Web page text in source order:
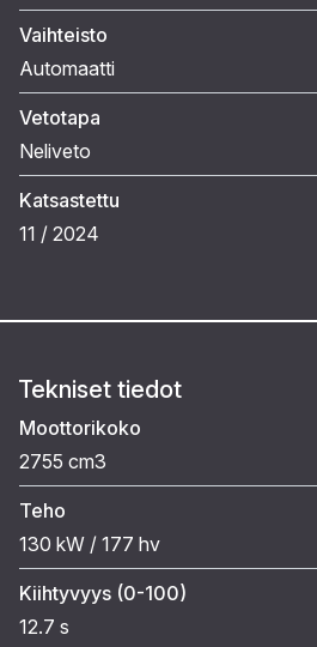
Vaihteisto
Automaatti
Vetotapa
Neliveto
Katsastettu
11 / 2024
Tekniset tiedot
Moottorikoko
2755 cm3
Teho
130 kW / 177 hv
Kiihtyvyys (0-100)
12.7 s